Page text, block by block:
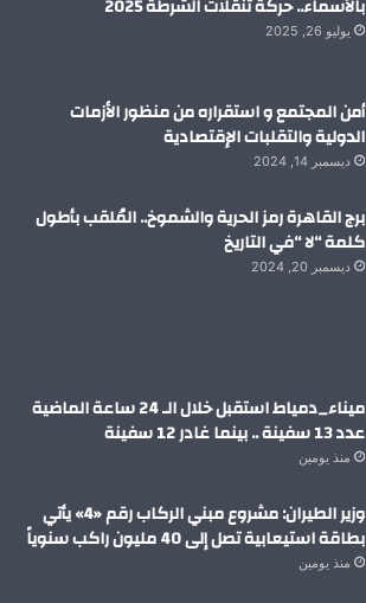
بالأسماء.. حركة تنقلات الشرطة 2025
يوليو 26, 2025
أمن المجتمع و استقراره من منظور الأزمات
الدولية والتقلبات الإقتصادية
ديسمبر 14, 2024
برج القاهرة رمز الحرية والشموخ.. المُلقب بأطول
كلمة “لا “في التاريخ
ديسمبر 20, 2024
ميناء_دمياط استقبل خلال الـ 24 ساعة الماضية
عدد 13 سفينة .. بينما غادر 12 سفينة
منذ يومين
وزير الطيران: مشروع مبني الركاب رقم «4» يأتي
بطاقة استيعابية تصل إلى 40 مليون راكب سنوياً
منذ يومين